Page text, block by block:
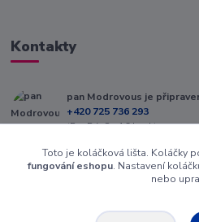
Kontakty
pan Modrovous je
+420 725 736 293
(Po-Pá, 8 - 16 hod.)
info@modrovous.cz
Toto je koláčková lišta. Koláčky
fungování eshopu. Nastavení
nebo